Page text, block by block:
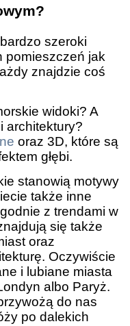
szeroki
pomieszczeń jak
znajdzie coś
widoki? A
architektury?
oraz 3D, które są
głębi.
stanowią motywy
także inne
z trendami w
się także
oraz
Oczywiście
i lubiane miasta
albo Paryż.
do nas
po dalekich